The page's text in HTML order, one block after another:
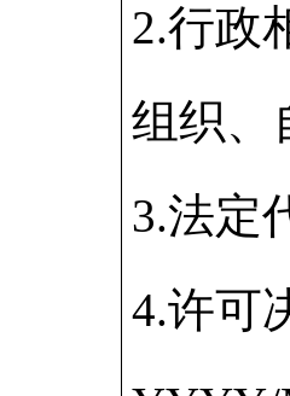
2.行政
组织、
3.法定
4.许可